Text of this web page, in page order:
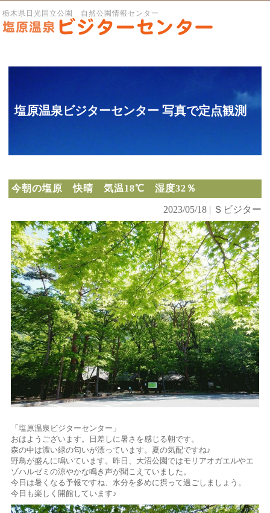
栃木県日光国立公園 自然公園情報センター
塩原温泉ビジターセンター 写真で定点観測
今朝の塩原 快晴 気温18℃ 湿度32％
2023/05/18 | Ｓビジター
「塩原温泉ビジターセンター」
おはようございます。日差しに暑さを感じる朝です。
森の中は濃い緑の匂いが漂っています。夏の気配ですね♪
野鳥が盛んに鳴いています。昨日、大沼公園ではモリアオガエルやエ
ゾハルゼミの涼やかな鳴き声が聞こえていました。
今日は暑くなる予報ですね、水分を多めに摂って過ごしましょう。
今日も楽しく開館しています♪